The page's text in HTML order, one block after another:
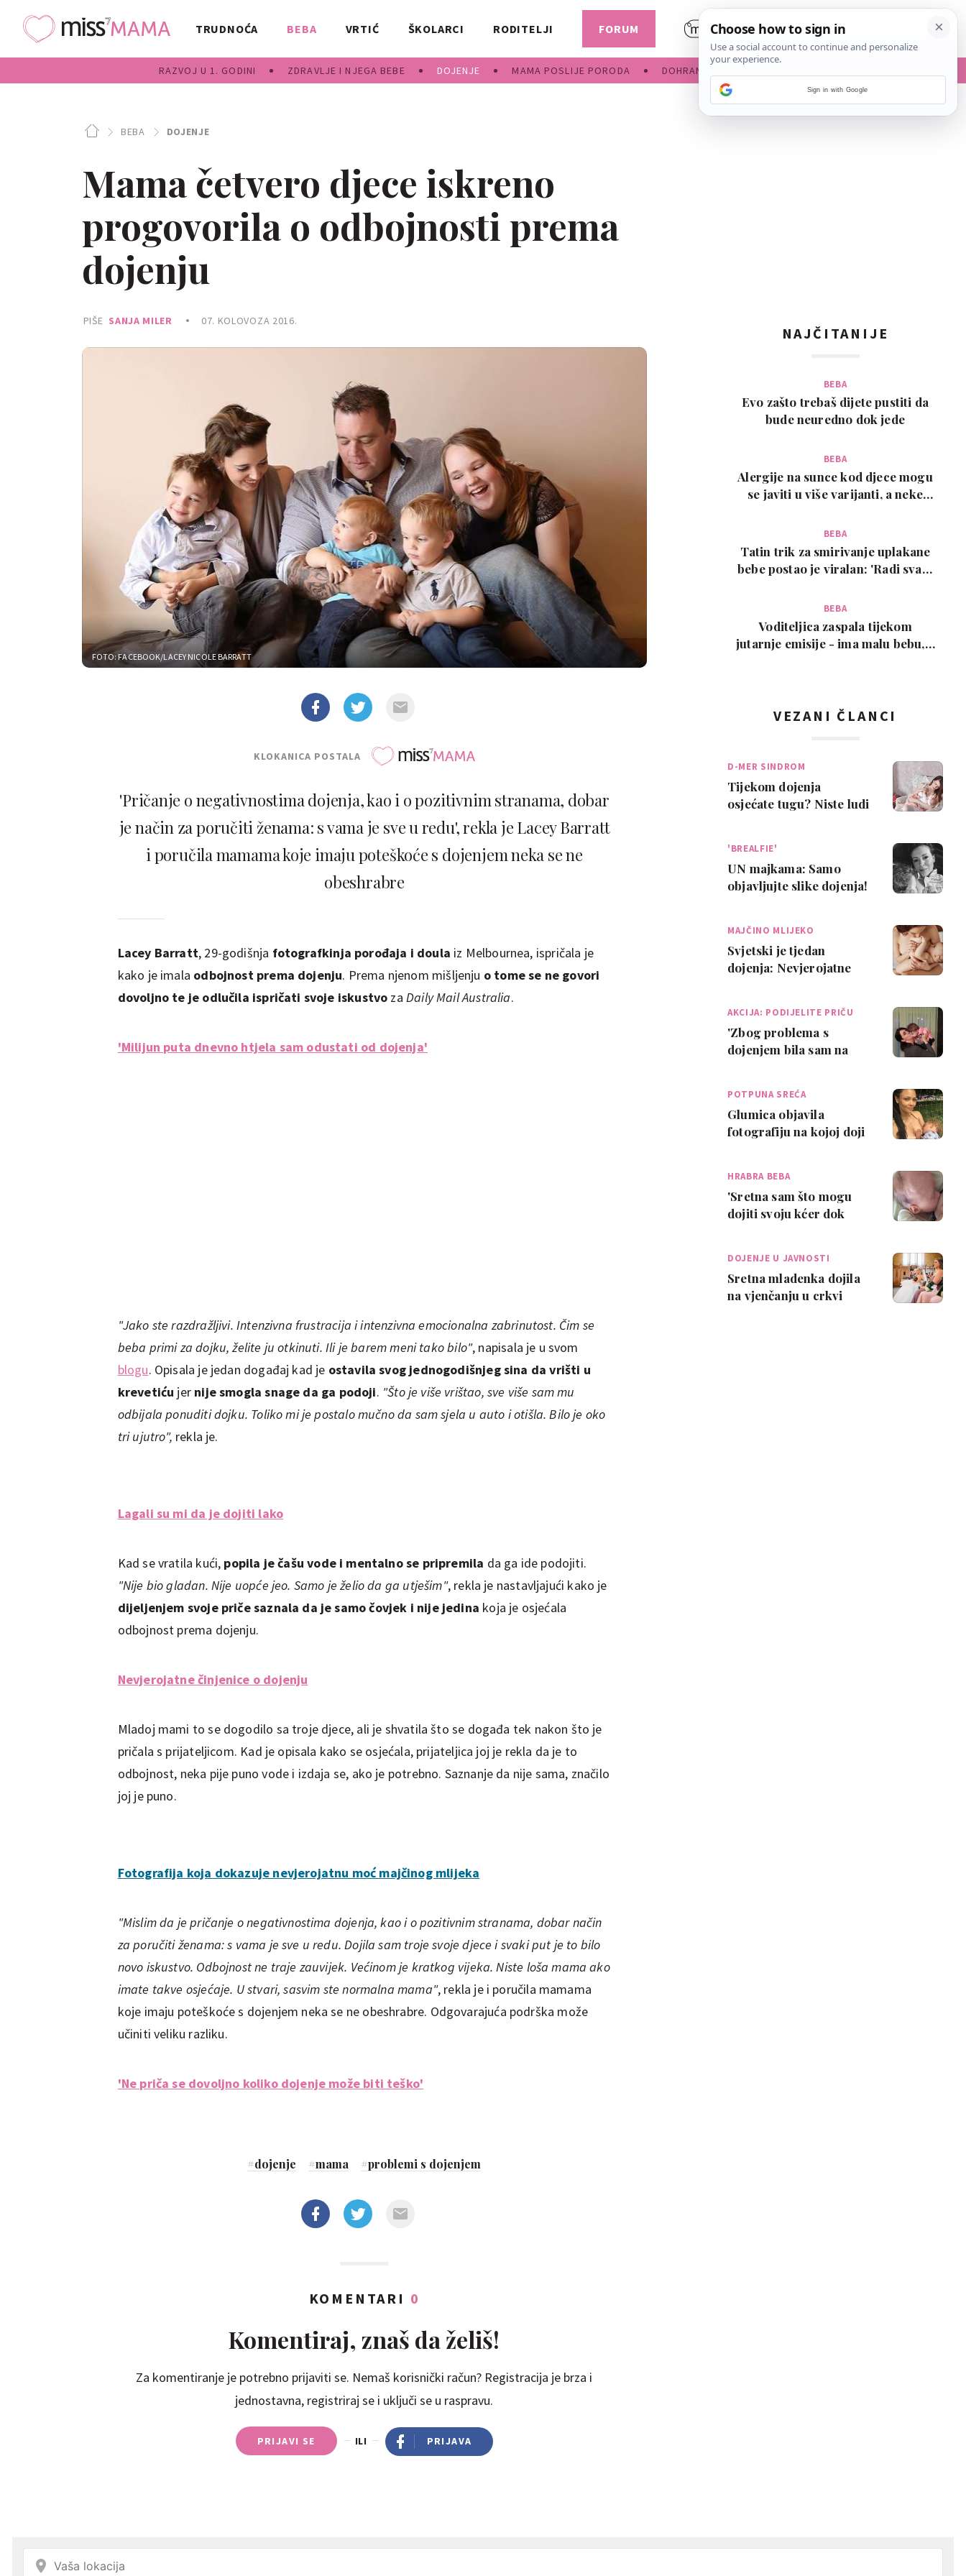
TRUDNOĆA BEBA
RAZVOJ U 1. GODINI ZDRAVLJE I NJEGA BEBE DOJENJE MAMA POSLIJE PORODA DOHRANA
VRTIĆ ŠKOLARCI RODITELJI FORUM
BEBA DOJENJE
Mama četvero djece iskreno
progovorila o odbojnosti prema
dojenju
PIŠE SANJA MILER 07. KOLOVOZA 2016.
FOTO: FACEBOOK/LACEY NICOLE BARRATT
KLOKANICA POSTALA
'Pričanje o negativnostima dojenja, kao i o pozitivnim stranama, dobar
je način za poručiti ženama: s vama je sve u redu', rekla je Lacey Barratt
i poručila mamama koje imaju poteškoće s dojenjem neka se ne
obeshrabre
Lacey Barratt, 29-godišnja fotografkinja porođaja i doula iz Melbournea, ispričala je
kako je imala odbojnost prema dojenju. Prema njenom mišljenju o tome se ne govori
dovoljno te je odlučila ispričati svoje iskustvo zaDaily Mail Australia.
'Milijun puta dnevno htjela sam odustati od dojenja'
"Jako ste razdražljivi. Intenzivna frustracija i intenzivna emocionalna zabrinutost. Čim se
beba primi za dojku, želite ju otkinuti. Ili je barem meni tako bilo", napisala je u svom
blogu. Opisala je jedan događaj kad je ostavila svog jednogodišnjeg sina da vrišti u
krevetiću jer nije smogla snage da ga podoji. "Što je više vrištao, sve više sam mu
odbijala ponuditi dojku. Toliko mi je postalo mučno da sam sjela u auto i otišla. Bilo je oko
tri ujutro", rekla je.
Lagali su mi da je dojiti lako
Kad se vratila kući, popila je čašu vode i mentalno se pripremila da ga ide podojiti.
"Nije bio gladan. Nije uopće jeo. Samo je želio da ga utješim", rekla je nastavljajući kako je
dijeljenjem svoje priče saznala da je samo čovjek i nije jedina koja je osjećala
odbojnost prema dojenju.
Nevjerojatne činjenice o dojenju
Mladoj mami to se dogodilo sa troje djece, ali je shvatila što se događa tek nakon što je
pričala s prijateljicom. Kad je opisala kako se osjećala, prijateljica joj je rekla da je to
odbojnost, neka pije puno vode i izdaja se, ako je potrebno. Saznanje da nije sama, značilo
joj je puno.
Fotografija koja dokazuje nevjerojatnu moć majčinog mlijeka
"Mislim da je pričanje o negativnostima dojenja, kao i o pozitivnim stranama, dobar način
za poručiti ženama: s vama je sve u redu. Dojila sam troje svoje djece i svaki put je to bilo
novo iskustvo. Odbojnost ne traje zauvijek. Većinom je kratkog vijeka. Niste loša mama ako
imate takve osjećaje. U stvari, sasvim ste normalna mama", rekla je i poručila mamama
koje imaju poteškoće s dojenjem neka se ne obeshrabre. Odgovarajuća podrška može
učiniti veliku razliku.
'Ne priča se dovoljno koliko dojenje može biti teško'
#dojenje #mama #problemi s dojenjem
KOMENTARI 0
Komentiraj, znaš da želiš!
Za komentiranje je potrebno prijaviti se. Nemaš korisnički račun? Registracija je brza i
jednostavna, registriraj se i uključi se u raspravu.
PRIJAVI SE ILI PRIJAVA
NAJČITANIJE
BEBA
Evo zašto trebaš dijete pustiti da
bude neuredno dok jede
BEBA
Alergije na sunce kod djece mogu
se javiti u više varijanti, a neke
BEBA
Tatin trik za smirivanje uplakane
bebe postao je viralan: 'Radi svaki
BEBA
Voditeljica zaspala tijekom
jutarnje emisije - ima malu bebu, a
VEZANI ČLANCI
D-MER SINDROM
Tijekom dojenja
osjećate tugu? Niste ludi
'BREALFIE'
UN majkama: Samo
objavljujte slike dojenja!
MAJČINO MLIJEKO
Svjetski je tjedan
dojenja: Nevjerojatne
AKCIJA: PODIJELITE PRIČU
'Zbog problema s
dojenjem bila sam na
POTPUNA SREĆA
Glumica objavila
fotografiju na kojoj doji
HRABRA BEBA
'Sretna sam što mogu
dojiti svoju kćer dok
DOJENJE U JAVNOSTI
Sretna mladenka dojila
na vjenčanju u crkvi
Sign in with Google